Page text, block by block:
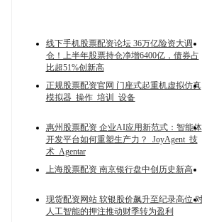
线下手机股票配资论坛 36万亿险资大调
仓！上半年股票持仓净增6400亿，债券占
比超51%创新高
正规股票配资官网 门座式起重机虚拟仿真
模拟器_操作_培训_设备
惠州股票配资 企业AI应用新范式：智能体
开发平台如何重塑生产力？_JoyAgent_技
术_Agentar
上海股票配资 南京银行盘中创历史新高
现货配资网站 软银股价飙升至纪录高位
人工智能的押注推动财季转为盈利